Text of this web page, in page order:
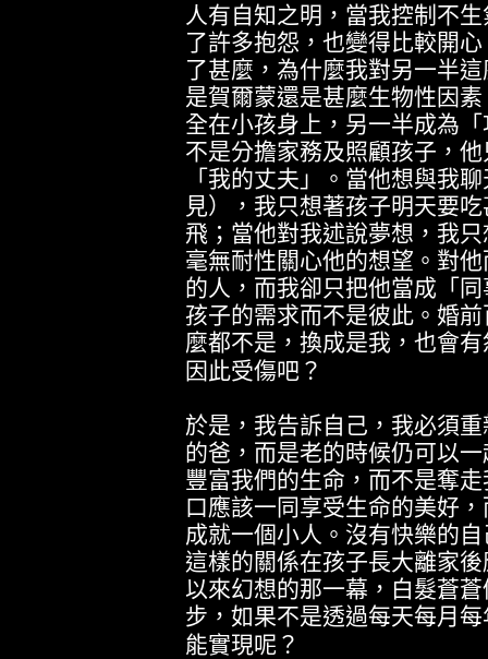
人有自知之明，當我控制不
了許多抱怨，也變得比較開
了甚麼，為什麼我對另一半
是賀爾蒙還是甚麼生物性因
全在小孩身上，另一半成為
不是分擔家務及照顧孩子，
「我的丈夫」。當他想與我
見），我只想著孩子明天要
飛；當他對我述說夢想，我
毫無耐性關心他的想望。對
的人，而我卻只把他當成「
孩子的需求而不是彼此。婚
麼都不是，換成是我，也會
因此受傷吧？
於是，我告訴自己，我必須
的爸，而是老的時候仍可以
豐富我們的生命，而不是奪
口應該一同享受生命的美好
成就一個小人。沒有快樂的
這樣的關係在孩子長大離家
以來幻想的那一幕，白髮蒼
步，如果不是透過每天每月
能實現呢？